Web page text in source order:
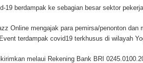
19 berdampak ke sebagian besar sektor
Online mengajak para pemirsa/penonton
terdampak covid19 terkhusus di wilayah
melaui Rekening Bank BRI